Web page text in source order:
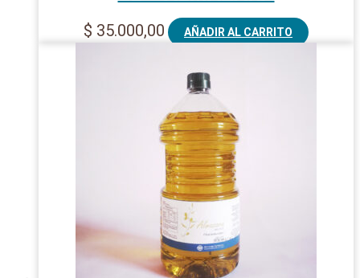
$ 35.000,00 AÑADIR AL CARRITO